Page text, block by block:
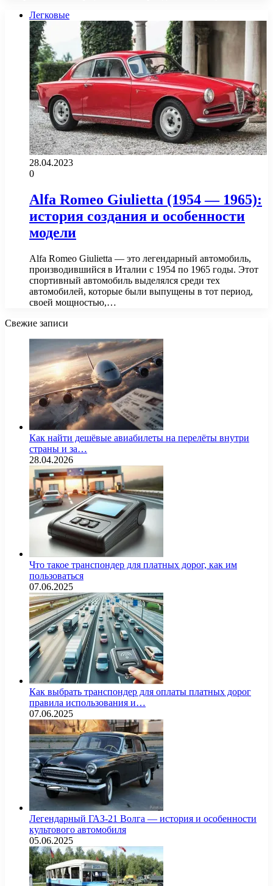
Легковые
28.04.2023
0
Alfa Romeo Giulietta (1954 — 1965):
история создания и особенности
модели
Alfa Romeo Giulietta — это легендарный автомобиль,
производившийся в Италии с 1954 по 1965 годы. Этот
спортивный автомобиль выделялся среди тех
автомобилей, которые были выпущены в тот период,
своей мощностью,…
Свежие записи
Как найти дешёвые авиабилеты на перелёты внутри
страны и за…
28.04.2026
Что такое транспондер для платных дорог, как им
пользоваться
07.06.2025
Как выбрать транспондер для оплаты платных дорог
правила использования и…
07.06.2025
Легендарный ГАЗ-21 Волга — история и особенности
культового автомобиля
05.06.2025